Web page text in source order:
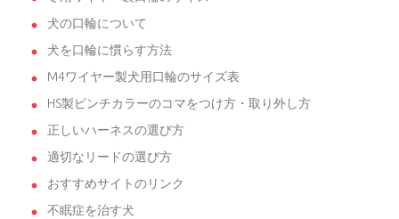
犬の口輪について
犬を口輪に慣らす方法
M4ワイヤー製犬用口輪のサイズ表
HS製ピンチカラーのコマをつけ方・取り外し方
正しいハーネスの選び方
適切なリードの選び方
おすすめサイトのリンク
不眠症を治す犬